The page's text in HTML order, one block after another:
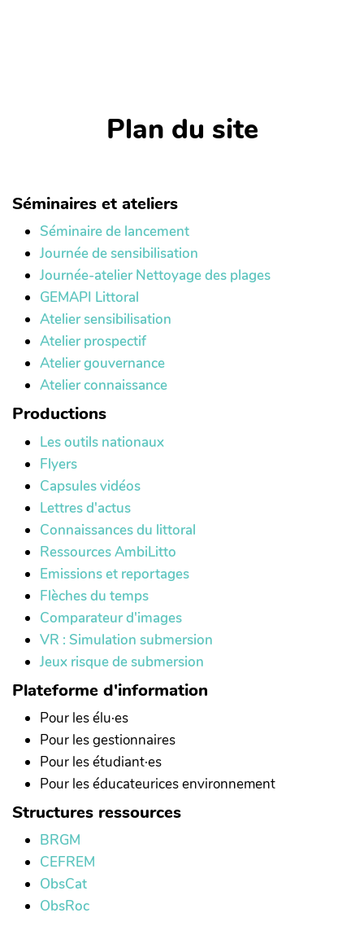
Plan du site
Séminaires et ateliers
Séminaire de lancement
Journée de sensibilisation
Journée-atelier Nettoyage des plages
GEMAPI Littoral
Atelier sensibilisation
Atelier prospectif
Atelier gouvernance
Atelier connaissance
Productions
Les outils nationaux
Flyers
Capsules vidéos
Lettres d'actus
Connaissances du littoral
Ressources AmbiLitto
Emissions et reportages
Flèches du temps
Comparateur d'images
VR : Simulation submersion
Jeux risque de submersion
Plateforme d'information
Pour les élu·es
Pour les gestionnaires
Pour les étudiant·es
Pour les éducateurices environnement
Structures ressources
BRGM
CEFREM
ObsCat
ObsRoc